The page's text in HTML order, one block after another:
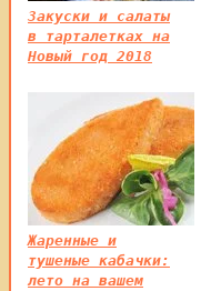
Закуски и салаты
в тарталетках на
Новый год 2018
Жаренные и
тушеные кабачки:
лето на вашем